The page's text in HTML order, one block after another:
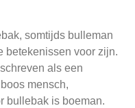
somtijds bulleman
betekenissen voor zijn.
als een
mensch,
bullebak is boeman.